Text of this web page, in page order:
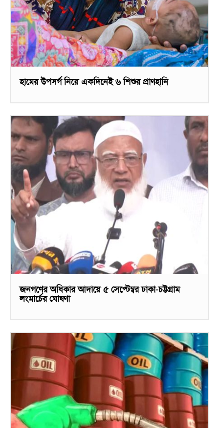
হামের উপসর্গ নিয়ে একদিনেই ৬ শিশুর প্রাণহানি
জনগণের অধিকার আদায়ে ৫ সেপ্টেম্বর ঢাকা-চট্টগ্রাম
লংমার্চের ঘোষণা